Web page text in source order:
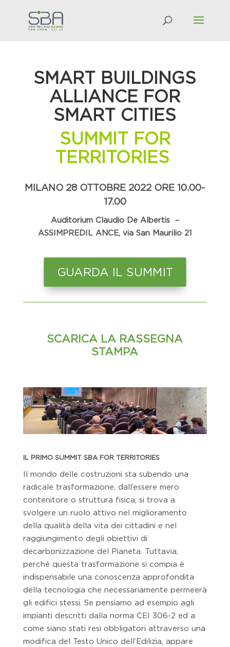
SMART BUILDINGS
ALLIANCE FOR
SMART CITIES
SUMMIT FOR
TERRITORIES
MILANO 28 OTTOBRE 2022 ORE 10.00-
17.00
Auditorium Claudio De Albertis –
ASSIMPREDIL ANCE, via San Maurilio 21
GUARDA IL SUMMIT
SCARICA LA RASSEGNA
STAMPA
IL PRIMO SUMMIT SBA FOR TERRITORIES
Il mondo delle costruzioni sta subendo una
radicale trasformazione, dall’essere mero
contenitore o struttura fisica, si trova a
svolgere un ruolo attivo nel miglioramento
della qualità della vita dei cittadini e nel
raggiungimento degli obiettivi di
decarbonizzazione del Pianeta. Tuttavia,
perché questa trasformazione si compia è
indispensabile una conoscenza approfondita
della tecnologia che necessariamente permeerà
gli edifici stessi. Se pensiamo ad esempio agli
impianti descritti dalla norma CEI 306-2 ed a
come siano stati resi obbligatori attraverso una
modifica del Testo Unico dell’Edilizia, appare